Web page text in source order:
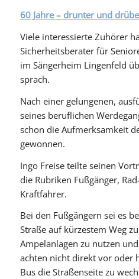
60 Jahre – drunter und
Viele interessierte Zuhörer
Sicherheitsberater für
im Sängerheim Lingenfeld
sprach.
Nach einer gelungenen,
seines beruflichen
schon die Aufmerksamkeit
gewonnen.
Ingo Freise teilte seinen
die Rubriken Fußgänger,
Kraftfahrer.
Bei den Fußgängern sei es
Straße auf kürzestem Weg
Ampelanlagen zu nutzen
achten nicht direkt vor oder
Bus die Straßenseite zu